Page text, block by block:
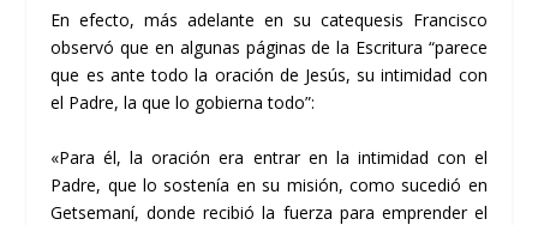
En efecto, más adelante en su catequesis Francisco
observó que en algunas páginas de la Escritura “parece
que es ante todo la oración de Jesús, su intimidad con
el Padre, la que lo gobierna todo”:
«Para él, la oración era entrar en la intimidad con el
Padre, que lo sostenía en su misión, como sucedió en
Getsemaní, donde recibió la fuerza para emprender el